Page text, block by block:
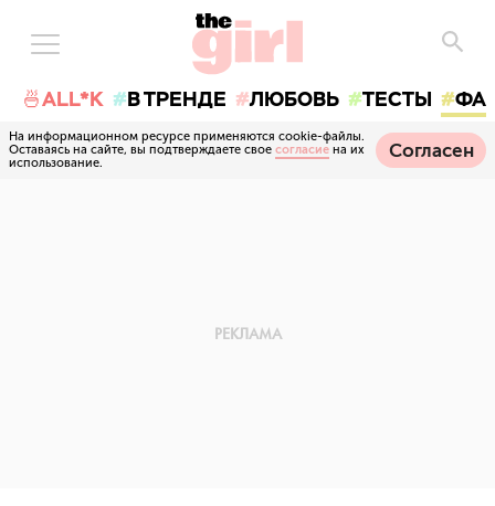
🍜ALL*K В ТРЕНДЕ ЛЮБОВЬ ТЕСТЫ
На информационном ресурсе применяются cookie-файлы.
Оставаясь на сайте, вы подтверждаете свое согласие на их
использование.
Согласен